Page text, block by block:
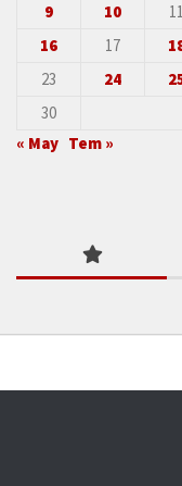
9
10 11
16
17
23
24
30
« May Tem »